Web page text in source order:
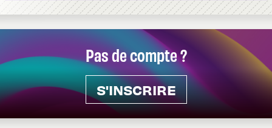
Pas de compte ?
S'INSCRIRE